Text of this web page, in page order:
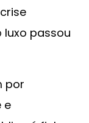
luxo passou
por
e